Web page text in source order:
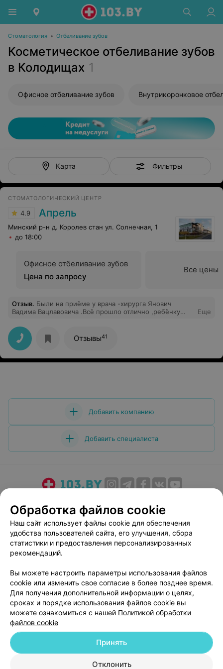
Стоматология • Отбеливание зубов
Косметическое отбеливание зубов
в Колодищах 1
Офисное отбеливание зубов
Карта Фильтры
СТОМАТОЛОГИЧЕСКИЙ ЦЕНТР
4.9 Апрель
Минский р-н д. Королев стан ул. Солнечная, 1
до 18:00
Офисное отбеливание зубов
Цена по запросу
Все цены
Отзыв. Были на приёме у врача -хирурга Янович
Вадима Вацлавовича .Всё прошло отлично ,ребёнку
есть желание и дальше лечить зубы .Отдельное
спасибо медсестре .Будем обращаться в дальнейшем
Еще
Отзывы41
Добавить компанию
Добавить специалиста
Медицинский маркетинг
Публичный договор
Пользовательское соглашение
Способы оплаты
Вакансии
Партнеры
Написать руководителю 103.by
Персональные настройки cookie
Обработка персональных данных
© 2026 ООО «Артокс Лаб», УНП 191700409| 220012, Республика Беларусь,
Обработка файлов cookie
Наш сайт использует файлы cookie для обеспечения
удобства пользователей сайта, его улучшения, сбора
статистики и предоставления персонализированных
рекомендаций.
Вы можете настроить параметры использования файлов
cookie или изменить свое согласие в более позднее время.
Для получения дополнительной информации о целях,
сроках и порядке использования файлов cookie вы
можете ознакомиться с нашей Политикой обработки
файлов cookie
Отклонить
Принять